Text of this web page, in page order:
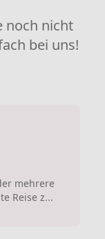
noch nicht
bei uns!
mehrere
Reise z...